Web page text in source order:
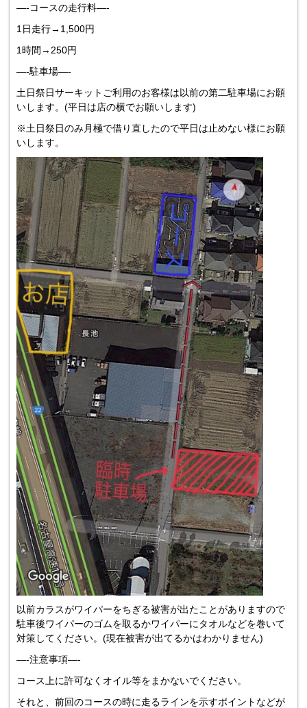
—-コースの走行料—-
1日走行→1,500円
1時間→250円
—-駐車場—-
土日祭日サーキットご利用のお客様は以前の第二駐車場にお願
いします。(平日は店の横でお願いします)
※土日祭日のみ月極で借り直したので平日は止めない様にお願
いします。
以前カラスがワイパーをちぎる被害が出たことがありますので
駐車後ワイパーのゴムを取るかワイパーにタオルなどを巻いて
対策してください。(現在被害が出てるかはわかりません)
—-注意事項—-
コース上に許可なくオイル等をまかないでください。
それと、前回のコースの時に走るラインを示すポイントなどが